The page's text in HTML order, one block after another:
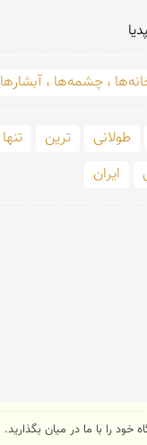
، چشمه‌ها ، آبشارها
طولانی ترین تنها
ایران